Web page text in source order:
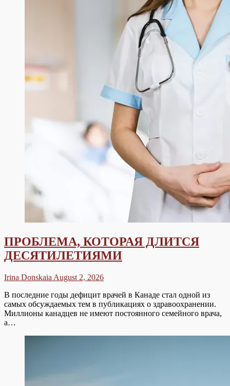
ПРОБЛЕМА, КОТОРАЯ ДЛИТСЯ
ДЕСЯТИЛЕТИЯМИ
Irina Donskaia August 2, 2026
В последние годы дефицит врачей в Канаде стал одной из
самых обсуждаемых тем в публикациях о здравоохранении.
Миллионы канадцев не имеют постоянного семейного врача,
а…